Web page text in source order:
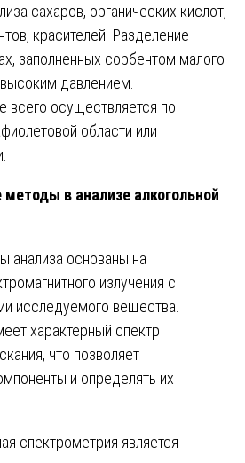
сахаров, органических кислот,
красителей. Разделение
заполненных сорбентом малого
давлением.
всего осуществляется по
области или
в анализе алкогольной
анализа основаны на
излучения с
исследуемого вещества.
характерный спектр
что позволяет
и определять их
спектрометрия является